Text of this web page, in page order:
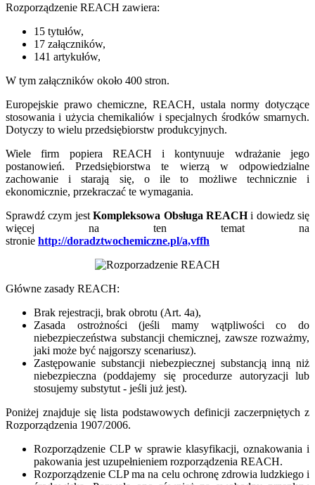
Rozporządzenie REACH zawiera:
15 tytułów,
17 załączników,
141 artykułów,
W tym załączników około 400 stron.
Europejskie prawo chemiczne, REACH, ustala normy dotyczące
stosowania i użycia chemikaliów i specjalnych środków smarnych.
Dotyczy to wielu przedsiębiorstw produkcyjnych.
Wiele firm popiera REACH i kontynuuje wdrażanie jego
postanowień. Przedsiębiorstwa te wierzą w odpowiedzialne
zachowanie i starają się, o ile to możliwe technicznie i
ekonomicznie, przekraczać te wymagania.
Sprawdź czym jestKompleksowa Obsługa REACHi dowiedz się
więcej na ten temat na
stronie http://doradztwochemiczne.pl/a,vffh
Główne zasady REACH:
Brak rejestracji, brak obrotu (Art. 4a),
Zasada ostrożności (jeśli mamy wątpliwości co do
niebezpieczeństwa substancji chemicznej, zawsze rozważmy,
jaki może być najgorszy scenariusz).
Zastępowanie substancji niebezpiecznej substancją inną niż
niebezpieczna (poddajemy się procedurze autoryzacji lub
stosujemy substytut - jeśli już jest).
Poniżej znajduje się lista podstawowych definicji zaczerpniętych z
Rozporządzenia 1907/2006.
Rozporządzenie CLP w sprawie klasyfikacji, oznakowania i
pakowania jest uzupełnieniem rozporządzenia REACH.
Rozporządzenie CLP ma na celu ochronę zdrowia ludzkiego i